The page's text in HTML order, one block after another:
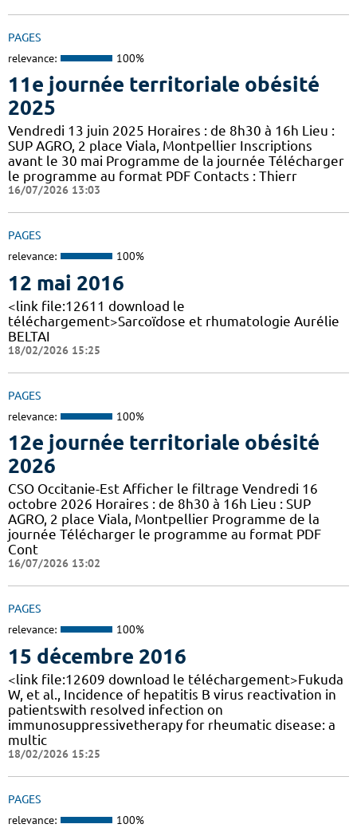
PAGES
relevance: 100%
11e journée territoriale obésité
2025
Vendredi 13 juin 2025 Horaires : de 8h30 à 16h Lieu :
SUP AGRO, 2 place Viala, Montpellier Inscriptions
avant le 30 mai Programme de la journée Télécharger
le programme au format PDF Contacts : Thierr
16/07/2026 13:03
PAGES
relevance: 100%
12 mai 2016
<link file:12611 download le
téléchargement>Sarcoïdose et rhumatologie Aurélie
BELTAI
18/02/2026 15:25
PAGES
relevance: 100%
12e journée territoriale obésité
2026
CSO Occitanie-Est Afficher le filtrage Vendredi 16
octobre 2026 Horaires : de 8h30 à 16h Lieu : SUP
AGRO, 2 place Viala, Montpellier Programme de la
journée Télécharger le programme au format PDF
Cont
16/07/2026 13:02
PAGES
relevance: 100%
15 décembre 2016
<link file:12609 download le téléchargement>Fukuda
W, et al., Incidence of hepatitis B virus reactivation in
patientswith resolved infection on
immunosuppressivetherapy for rheumatic disease: a
multic
18/02/2026 15:25
PAGES
relevance: 100%